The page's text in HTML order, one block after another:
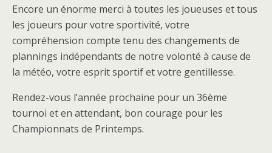
Encore un énorme merci à toutes les joueuses et tous
les joueurs pour votre sportivité, votre
compréhension compte tenu des changements de
plannings indépendants de notre volonté à cause de
la météo, votre esprit sportif et votre gentillesse.
Rendez-vous l’année prochaine pour un 36ème
tournoi et en attendant, bon courage pour les
Championnats de Printemps.